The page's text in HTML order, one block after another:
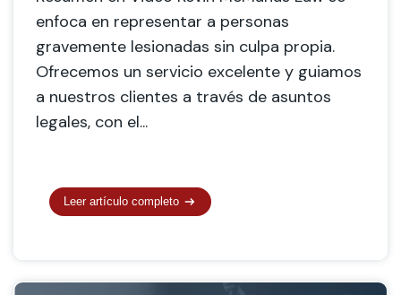
enfoca en representar a personas
gravemente lesionadas sin culpa propia.
Ofrecemos un servicio excelente y guiamos
a nuestros clientes a través de asuntos
legales, con el...
Leer artículo completo